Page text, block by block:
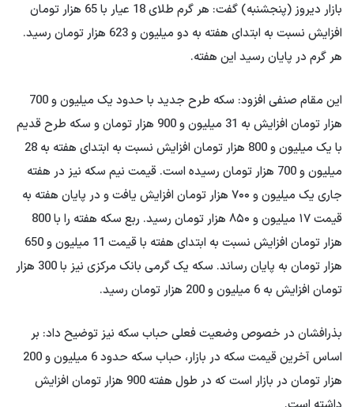
بازار دیروز (پنجشنبه) گفت: هر گرم طلای 18 عیار با 65 هزار تومان
افزایش نسبت به ابتدای هفته به دو میلیون و 623 هزار تومان رسید.
هر گرم در پایان رسید این هفته.
این مقام صنفی افزود: سکه طرح جدید با حدود یک میلیون و 700
هزار تومان افزایش به 31 میلیون و 900 هزار تومان و سکه طرح قدیم
با یک میلیون و 800 هزار تومان افزایش نسبت به ابتدای هفته به 28
میلیون و 700 هزار تومان رسیده است. قیمت نیم سکه نیز در هفته
جاری یک میلیون و ۷۰۰ هزار تومان افزایش یافت و در پایان هفته به
قیمت ۱۷ میلیون و ۸۵۰ هزار تومان رسید. ربع سکه هفته را با 800
هزار تومان افزایش نسبت به ابتدای هفته با قیمت 11 میلیون و 650
هزار تومان به پایان رساند. سکه یک گرمی بانک مرکزی نیز با 300 هزار
تومان افزایش به 6 میلیون و 200 هزار تومان رسید.
بذرافشان در خصوص وضعیت فعلی حباب سکه نیز توضیح داد: بر
اساس آخرین قیمت سکه در بازار، حباب سکه حدود 6 میلیون و 200
هزار تومان در بازار است که در طول هفته 900 هزار تومان افزایش